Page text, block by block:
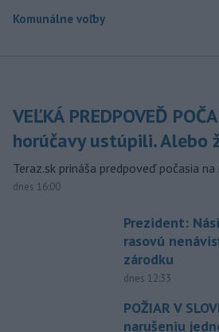
Komunálne voľby
VEĽKÁ PREDPOVEĎ
horúčavy ustúpili. Alebo
Teraz.sk prináša predpoveď počasia
dnes 16:00
Prezident:
rasovú
zárodku
dnes 12:33
POŽIAR V
narušeniu